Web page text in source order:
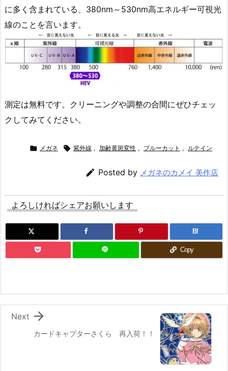
に多く含まれている、380nm～530nm高エネルギー可視光
線のことを言います。
測定は無料です。クリーニングや調整の合間にぜひチェッ
クしてみてください。
 メガネ  紫外線 , 加齢黄斑変性 , ブルーカット , ルテイン
 Posted by メガネのカメイ 美作店
よろしければシェアお願いします
B!
Copy
カードキャプターさくら 再入荷！！

Next